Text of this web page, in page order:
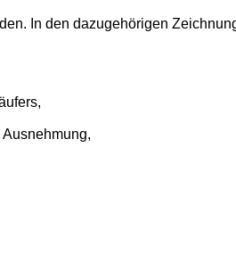
In den dazugehörigen